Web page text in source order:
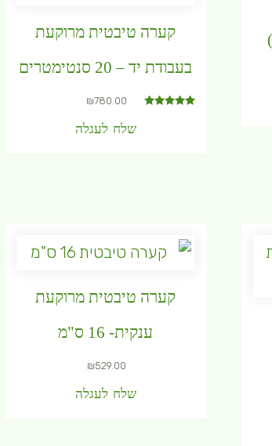
קערה טיבטית מרוקעת
בעבודת יד – 20 סנטימטרים
₪780.00
שלח לעגלה
קערה טיבטית מרוקעת
ענקית- 16 ס"מ
₪529.00
שלח לעגלה